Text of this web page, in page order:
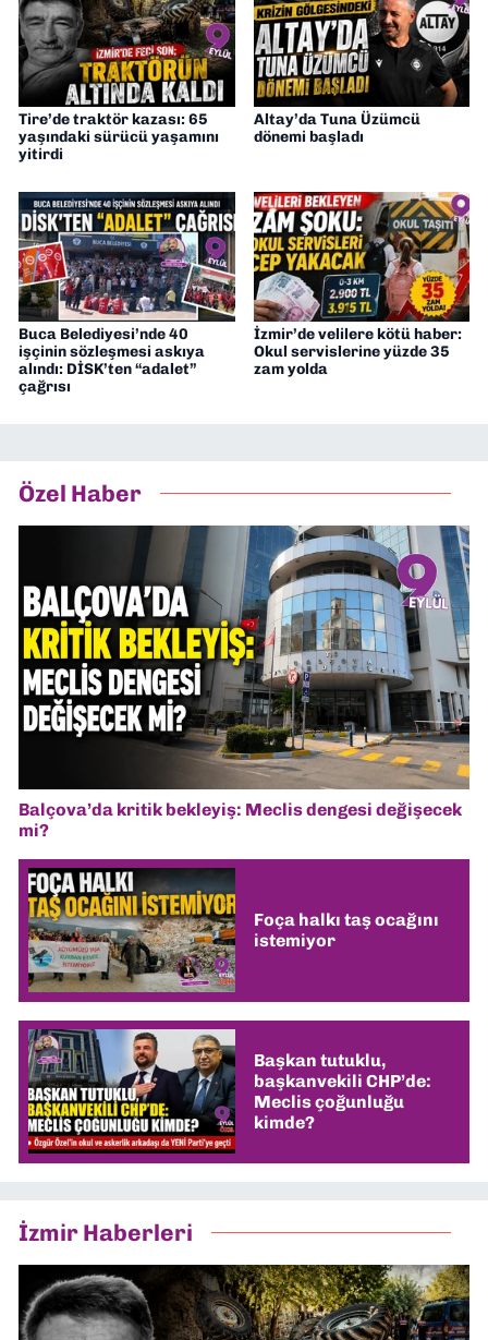
Tire’de traktör kazası: 65
yaşındaki sürücü yaşamını
yitirdi
Altay’da Tuna Üzümcü
dönemi başladı
Buca Belediyesi’nde 40
işçinin sözleşmesi askıya
alındı: DİSK’ten “adalet”
çağrısı
İzmir’de velilere kötü haber:
Okul servislerine yüzde 35
zam yolda
Özel Haber
Balçova’da kritik bekleyiş: Meclis dengesi değişecek
mi?
Foça halkı taş ocağını
istemiyor
Başkan tutuklu,
başkanvekili CHP’de:
Meclis çoğunluğu
kimde?
İzmir Haberleri